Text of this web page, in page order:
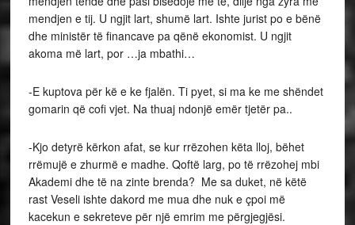
mendjen e tij. U ngjit lart, shumë lart. Ishte jurist po e bënë
dhe ministër të financave pa qënë ekonomist. U ngjit
akoma më lart, por …ja mbathi…
-E kuptova për kë e ke fjalën. Ti pyet, si ma ke me shëndet
gomarin që cofi vjet. Na thuaj ndonjë emër tjetër pa..
-Kjo detyrë kërkon afat, se kur rrëzohen këta lloj, bëhet
rrëmujë e zhurmë e madhe. Qoftë larg, po të rrëzohej mbi
Akademi dhe të na zinte brenda? Me sa duket, në këtë
rast Veseli ishte dakord me mua dhe nuk e çpoi më
kacekun e sekreteve për një emrim me përgjegjësi.